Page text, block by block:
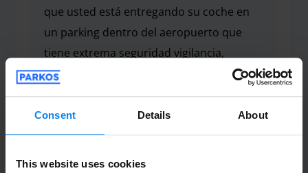
Consent Details About
This website uses cookies
que usted está entregando su coche en
un parking dentro del aeropuerto que
tiene extrema seguridad vigilancia,
cámaras etc.
Hola amigo angel, le aclaro su resguardo es el